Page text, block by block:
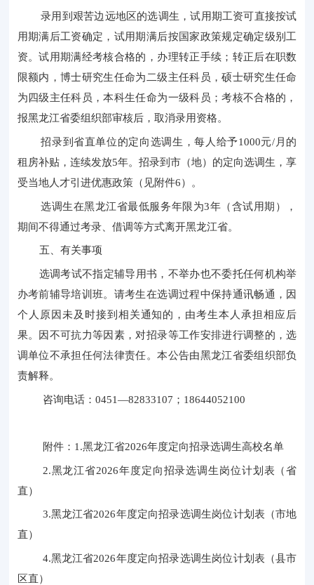
录用到艰苦边远地区的选调生，试用期工资可直接按试
用期满后工资确定，试用期满后按国家政策规定确定级别工
资。试用期满经考核合格的，办理转正手续；转正后在职数
限额内，博士研究生任命为二级主任科员，硕士研究生任命
为四级主任科员，本科生任命为一级科员；考核不合格的，
报黑龙江省委组织部审核后，取消录用资格。
招录到省直单位的定向选调生，每人给予1000元/月的
租房补贴，连续发放5年。招录到市（地）的定向选调生，享
受当地人才引进优惠政策（见附件6）。
选调生在黑龙江省最低服务年限为3年（含试用期），
期间不得通过考录、借调等方式离开黑龙江省。
五、有关事项
选调考试不指定辅导用书，不举办也不委托任何机构举
办考前辅导培训班。请考生在选调过程中保持通讯畅通，因
个人原因未及时接到相关通知的，由考生本人承担相应后
果。因不可抗力等因素，对招录等工作安排进行调整的，选
调单位不承担任何法律责任。本公告由黑龙江省委组织部负
责解释。
咨询电话： 0451—82833107； 18644052100
附件： 1.黑龙江省2026年度定向招录选调生高校名单
2.黑龙江省2026年度定向招录选调生岗位计划表（省
直）
3.黑龙江省2026年度定向招录选调生岗位计划表（市地
直）
4.黑龙江省2026年度定向招录选调生岗位计划表（县市
区直）